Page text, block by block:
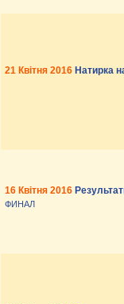
21 Квітня 2016 Натирка
16 Квітня 2016
ФИНАЛ